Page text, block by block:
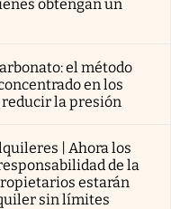
obtengan un
el método
en los
la presión
| Ahora los
de la
estarán
sin límites